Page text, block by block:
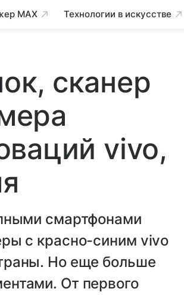
MAX Технологии в искусстве
сканер
vivo,
смартфонами
с красно-синим vivo
Но еще больше
От первого